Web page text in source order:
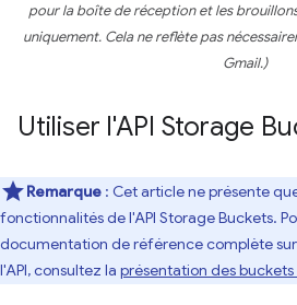
pour la boîte de réception et les
uniquement. Cela ne reflète pas
Gmail.)
Utiliser l'API Storage
Remarque : Cet article ne présente
fonctionnalités de l'API Storage Buckets.
documentation de référence complète
l'API, consultez la présentation des